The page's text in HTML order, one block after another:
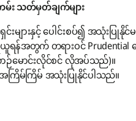
း သတ်မှတ်ချက်များ
င်းများနှင့် ပေါင်းစပ်၍ အသုံးပြု
ယူရန်အတွက် တရားဝင်
မောင်းလိုင်စင် လိုအပ်သည်)။
ြိမ်ကြိမ် အသုံးပြုနိုင်ပါသည်။